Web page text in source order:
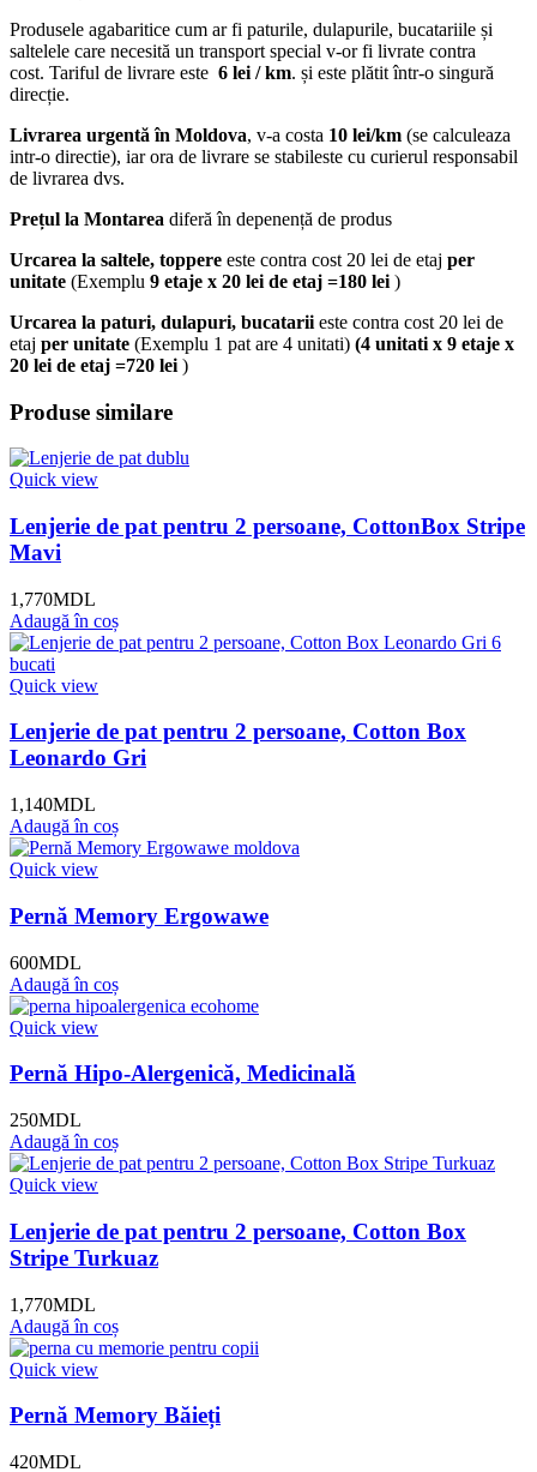
Produsele agabaritice cum ar fi paturile, dulapurile, bucatariile și
saltelele care necesită un transport special v-or fi livrate contra
cost. Tariful de livrare este 6 lei / km. și este plătit într-o singură
direcție.
Livrarea urgentă în Moldova, v-a costa 10 lei/km (se calculeaza
intr-o directie), iar ora de livrare se stabileste cu curierul responsabil
de livrarea dvs.
Prețul la Montarea diferă în depenență de produs
Urcarea la saltele, toppere este contra cost 20 lei de etaj per
unitate (Exemplu 9 etaje x 20 lei de etaj =180 lei )
Urcarea la paturi, dulapuri, bucatarii este contra cost 20 lei de
etaj per unitate (Exemplu 1 pat are 4 unitati) (4 unitati x 9 etaje x
20 lei de etaj =720 lei )
Produse similare
Quick view
Lenjerie de pat pentru 2 persoane, CottonBox Stripe
Mavi
1,770MDL
Adaugă în coș
Quick view
Lenjerie de pat pentru 2 persoane, Cotton Box
Leonardo Gri
1,140MDL
Adaugă în coș
Quick view
Pernă Memory Ergowawe
600MDL
Adaugă în coș
Quick view
Pernă Hipo-Alergenică, Medicinală
250MDL
Adaugă în coș
Quick view
Lenjerie de pat pentru 2 persoane, Cotton Box
Stripe Turkuaz
1,770MDL
Adaugă în coș
Quick view
Pernă Memory Băieți
420MDL